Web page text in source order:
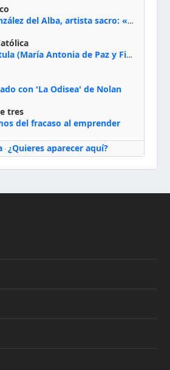
José Ricardo González del Alba, artista sacro: «Yo oro, hablo con Dios, le pido al Espíritu Santo su inspiración y siempre pinto rezando el rosario para que sea Él quien actúe a través de mis manos»
Santa Mama Antula (María Antonia de Paz y Figueroa)
con 'La Odisea' de Nolan
tres
del fracaso al emprender
· ¿Quieres aparecer aquí?